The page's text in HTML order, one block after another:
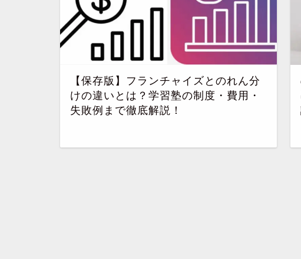
【保存版】フランチャイズとのれん分
けの違いとは？学習塾の制度・費用・
失敗例まで徹底解説！